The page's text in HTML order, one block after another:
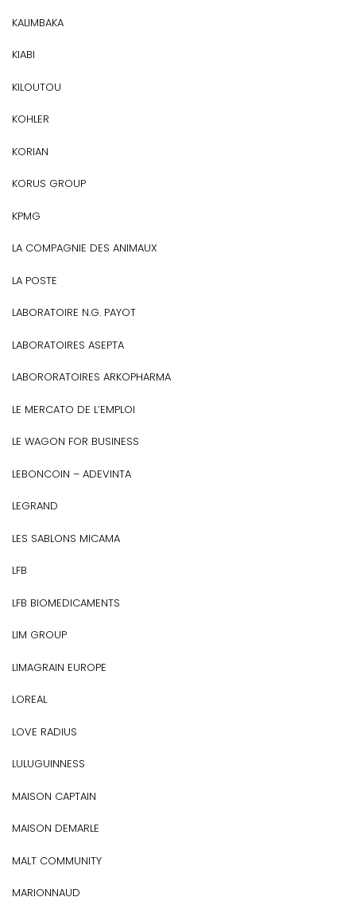
KALIMBAKA
KIABI
KILOUTOU
KOHLER
KORIAN
KORUS GROUP
KPMG
LA COMPAGNIE DES ANIMAUX
LA POSTE
LABORATOIRE N.G. PAYOT
LABORATOIRES ASEPTA
LABORORATOIRES ARKOPHARMA
LE MERCATO DE L’EMPLOI
LE WAGON FOR BUSINESS
LEBONCOIN – ADEVINTA
LEGRAND
LES SABLONS MICAMA
LFB
LFB BIOMEDICAMENTS
LIM GROUP
LIMAGRAIN EUROPE
LOREAL
LOVE RADIUS
LULUGUINNESS
MAISON CAPTAIN
MAISON DEMARLE
MALT COMMUNITY
MARIONNAUD